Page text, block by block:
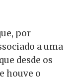
por
a uma
desde os
houve o